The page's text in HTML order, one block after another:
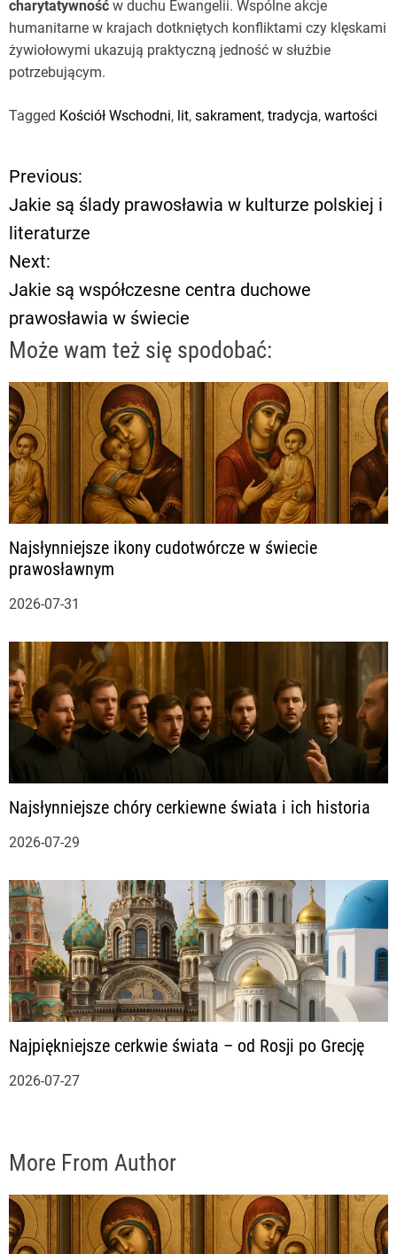
charytatywność w duchu Ewangelii. Wspólne akcje
humanitarne w krajach dotkniętych konfliktami czy klęskami
żywiołowymi ukazują praktyczną jedność w służbie
potrzebującym.
Tagged Kościół Wschodni, lit, sakrament, tradycja, wartości
N
a
w
i
g
a
c
j
a
w
p
i
s
Previous:
Jakie są ślady prawosławia w kulturze polskiej i
literaturze
Next:
Jakie są współczesne centra duchowe
prawosławia w świecie
Może wam też się spodobać:
Najsłynniejsze ikony cudotwórcze w świecie
prawosławnym
2026-07-31
Najsłynniejsze chóry cerkiewne świata i ich historia
2026-07-29
Najpiękniejsze cerkwie świata – od Rosji po Grecję
2026-07-27
More From Author